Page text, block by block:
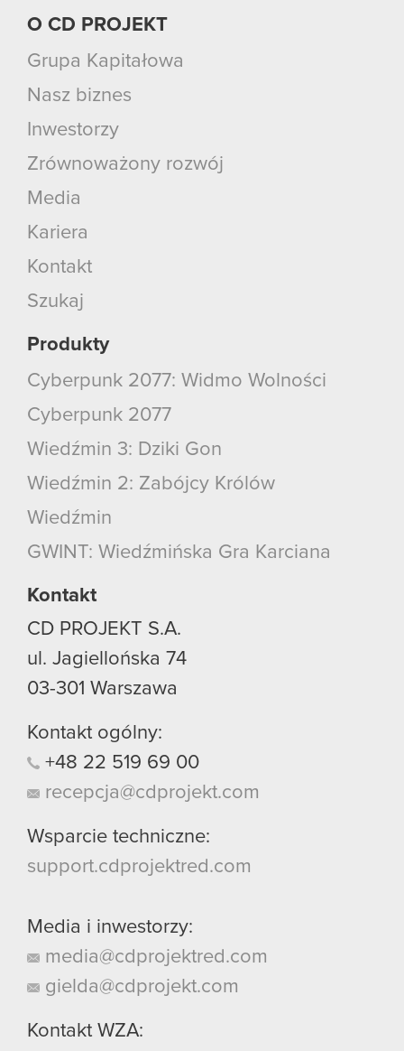
O CD PROJEKT
Grupa Kapitałowa
Nasz biznes
Inwestorzy
Zrównoważony rozwój
Media
Kariera
Kontakt
Szukaj
Produkty
Cyberpunk 2077: Widmo Wolności
Cyberpunk 2077
Wiedźmin 3: Dziki Gon
Wiedźmin 2: Zabójcy Królów
Wiedźmin
GWINT: Wiedźmińska Gra Karciana
Kontakt
CD PROJEKT S.A.
ul. Jagiellońska 74
03-301 Warszawa
Kontakt ogólny:
+48 22 519 69 00
recepcja@cdprojekt.com
Wsparcie techniczne:
support.cdprojektred.com
Media i inwestorzy:
media@cdprojektred.com
gielda@cdprojekt.com
Kontakt WZA: